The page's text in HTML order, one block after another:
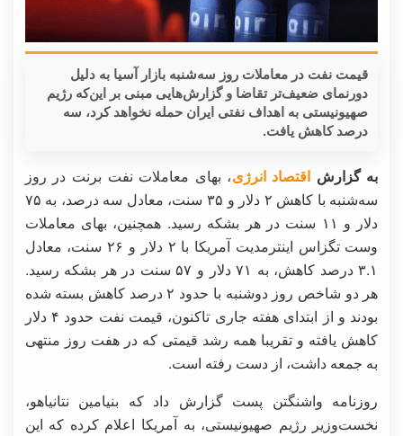
قیمت نفت در معاملات روز سه‌شنبه بازار آسیا به دلیل
دورنمای ضعیف‌تر تقاضا و گزارش‌هایی مبنی بر این‌که رژیم
صهیونیستی به اهداف نفتی ایران حمله نخواهد کرد، سه
درصد کاهش یافت.
به گزارش اقتصاد انرژی، بهای معاملات نفت برنت در روز
سه‌شنبه با کاهش ۲ دلار و ۳۵ سنت، معادل سه درصد، به ۷۵
دلار و ۱۱ سنت در هر بشکه رسید. همچنین، بهای معاملات
وست تگزاس اینترمدیت آمریکا با ۲ دلار و ۲۶ سنت، معادل
۳.۱ درصد کاهش، به ۷۱ دلار و ۵۷ سنت در هر بشکه رسید.
هر دو شاخص روز دوشنبه با حدود ۲ درصد کاهش بسته شده
بودند و از ابتدای هفته جاری تاکنون، قیمت نفت حدود ۴ دلار
کاهش یافته و تقریبا همه رشد قیمتی که در هفت روز منتهی
به جمعه داشت، از دست رفته است.
روزنامه واشنگتن پست گزارش داد که بنیامین نتانیاهو،
نخست‌وزیر رژیم صهیونیستی، به آمریکا اعلام کرده که این